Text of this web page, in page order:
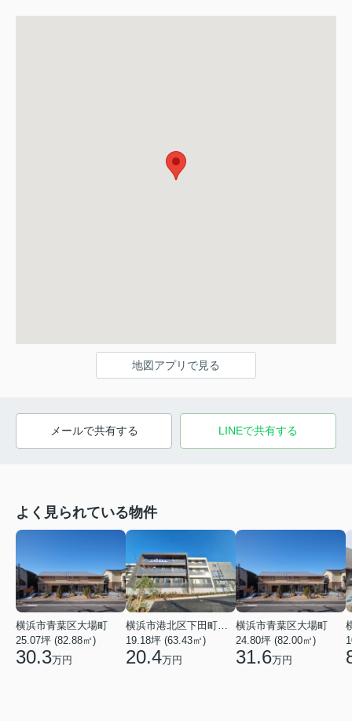
地図アプリで見る
メールで共有する LINEで共有する
よく見られている物件
横浜市青葉区大場町
25.07坪 (82.88㎡)
30.3万円
19.18坪 (63.43㎡)
20.4万円
横浜市青葉区大場町
24.80坪 (82.00㎡)
31.6万円